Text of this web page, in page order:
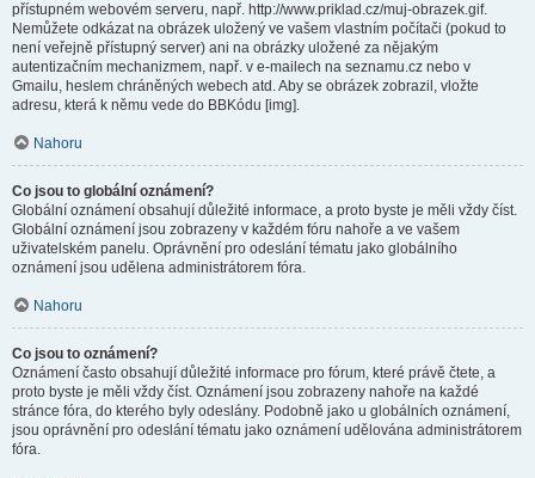
přístupném webovém serveru, např. http://www.priklad.cz/muj-obrazek.gif.
Nemůžete odkázat na obrázek uložený ve vašem vlastním počítači (pokud to
není veřejně přístupný server) ani na obrázky uložené za nějakým
autentizačním mechanizmem, např. v e-mailech na seznamu.cz nebo v
Gmailu, heslem chráněných webech atd. Aby se obrázek zobrazil, vložte
adresu, která k němu vede do BBKódu [img].
Nahoru
Co jsou to globální oznámení?
Globální oznámení obsahují důležité informace, a proto byste je měli vždy číst.
Globální oznámení jsou zobrazeny v každém fóru nahoře a ve vašem
uživatelském panelu. Oprávnění pro odeslání tématu jako globálního
oznámení jsou udělena administrátorem fóra.
Nahoru
Co jsou to oznámení?
Oznámení často obsahují důležité informace pro fórum, které právě čtete, a
proto byste je měli vždy číst. Oznámení jsou zobrazeny nahoře na každé
stránce fóra, do kterého byly odeslány. Podobně jako u globálních oznámení,
jsou oprávnění pro odeslání tématu jako oznámení udělována administrátorem
fóra.